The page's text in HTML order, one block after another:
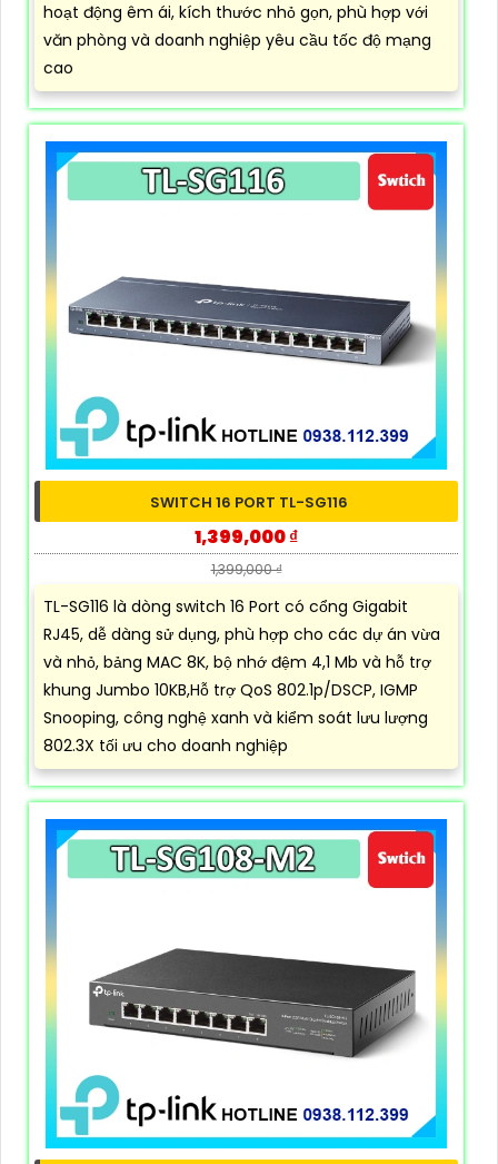
hoạt động êm ái, kích thước nhỏ gọn, phù hợp với
văn phòng và doanh nghiệp yêu cầu tốc độ mạng
cao
SWITCH 16 PORT TL-SG116
1,399,000 ₫
1,399,000 ₫
TL-SG116 là dòng switch 16 Port có cổng Gigabit
RJ45, dễ dàng sử dụng, phù hợp cho các dự án vừa
và nhỏ, bảng MAC 8K, bộ nhớ đệm 4,1 Mb và hỗ trợ
khung Jumbo 10KB,Hỗ trợ QoS 802.1p/DSCP, IGMP
Snooping, công nghệ xanh và kiểm soát lưu lượng
802.3X tối ưu cho doanh nghiệp